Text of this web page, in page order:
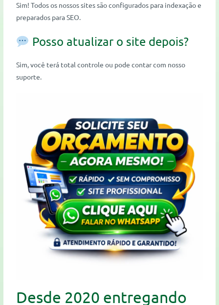
Sim! Todos os nossos sites são configurados para indexação e
preparados para SEO.
Posso atualizar o site depois?
Sim, você terá total controle ou pode contar com nosso
suporte.
Desde 2020 entregando